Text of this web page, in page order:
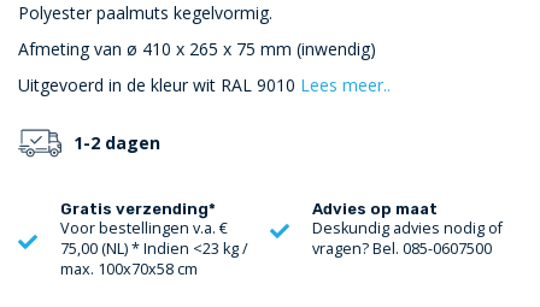
Polyester paalmuts kegelvormig.
Afmeting van ø 410 x 265 x 75 mm (inwendig)
Uitgevoerd in de kleur wit RAL 9010 Lees meer..
1-2 dagen
Gratis verzending*
Voor bestellingen v.a. €
75,00 (NL) * Indien <23 kg /
max. 100x70x58 cm
Advies op maat
Deskundig advies nodig of
vragen? Bel. 085-0607500